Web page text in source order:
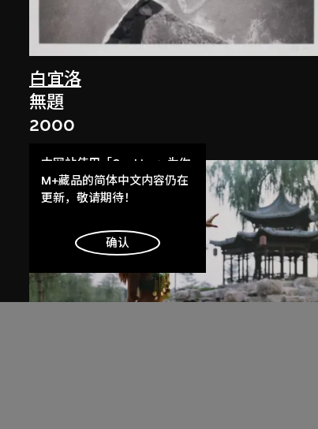
白宜洛
無題
2000
本网站使用「Cookies」为你
提供最好的网站体验。
了解更多
明白
M+藏品的简体中文内容仍在
更新，敬请期待！
确认